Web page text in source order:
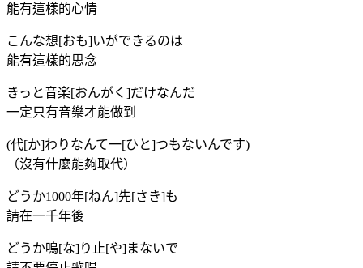
能有這樣的心情
こんな想[おも]いができるのは
能有這樣的思念
きっと音楽[おんがく]だけなんだ
一定只有音樂才能做到
(代[か]わりなんて一[ひと]つもないんです)
（沒有什麼能夠取代）
どうか1000年[ねん]先[さき]も
請在一千年後
どうか鳴[な]り止[や]まないで